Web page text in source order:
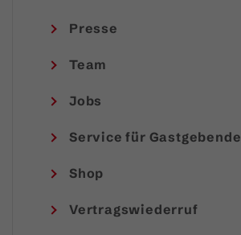
Presse
Team
Jobs
Service für Gastgebende
Shop
Vertragswiederruf